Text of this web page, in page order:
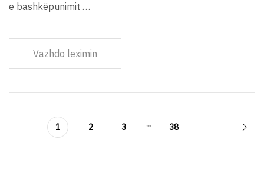
e bashkëpunimit …
Vazhdo leximin
1 2 3 ... 38